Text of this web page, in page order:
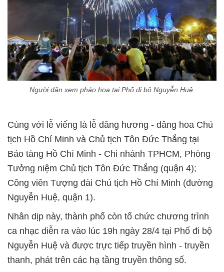
Người dân xem pháo hoa tại Phố đi bộ Nguyễn Huệ.
Cùng với lễ viếng là lễ dâng hương - dâng hoa Chủ
tịch Hồ Chí Minh và Chủ tịch Tôn Đức Thắng tại
Bảo tàng Hồ Chí Minh - Chi nhánh TPHCM, Phòng
Tưởng niệm Chủ tịch Tôn Đức Thắng (quận 4);
Công viên Tượng đài Chủ tịch Hồ Chí Minh (đường
Nguyễn Huệ, quận 1).
Nhân dịp này, thành phố còn tổ chức chương trình
ca nhạc diễn ra vào lúc 19h ngày 28/4 tại Phố đi bộ
Nguyễn Huệ và được trực tiếp truyền hình - truyền
thanh, phát trên các hạ tầng truyền thông số.